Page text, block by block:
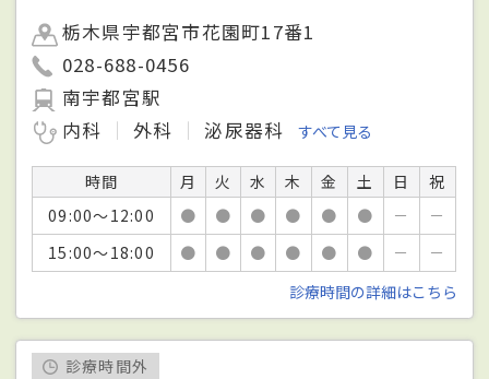
栃木県宇都宮市花園町17番1
028-688-0456
南宇都宮駅
内科
外科 泌尿器科 すべて見る
時間 月 火 水 木 金 土 日
祝
09:00～12:00
● ● ● ● ● ● －
－
15:00～18:00
● ● ● ● ● ● －
－
診療時間の詳細はこちら
診療時間外